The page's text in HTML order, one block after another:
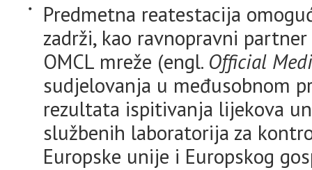
Predmetna reatestacija
zadrži, kao ravnopravni
OMCL mreže (engl. Official
sudjelovanja u međusobnom
rezultata ispitivanja lijekova
službenih laboratorija za
Europske unije i Europskog